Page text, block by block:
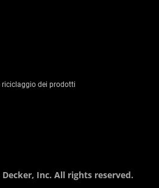
dei prodotti
Inc. All rights reserved.